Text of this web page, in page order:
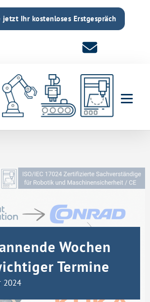
jetzt Ihr kostenloses Erstgespräch
Wochen
Termine
2024